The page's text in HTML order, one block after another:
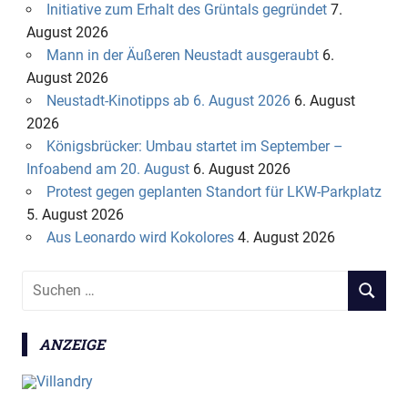
Initiative zum Erhalt des Grüntals gegründet 7.
August 2026
Mann in der Äußeren Neustadt ausgeraubt 6.
August 2026
Neustadt-Kinotipps ab 6. August 2026 6. August
2026
Königsbrücker: Umbau startet im September –
Infoabend am 20. August 6. August 2026
Protest gegen geplanten Standort für LKW-Parkplatz
5. August 2026
Aus Leonardo wird Kokolores 4. August 2026
e
S
ANZEIGE